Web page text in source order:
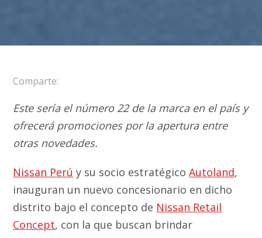
Comparte:
Este sería el número 22 de la marca en el país y
ofrecerá promociones por la apertura entre
otras novedades.
Nissan Perú y su socio estratégicoAutoland,
inauguran un nuevo concesionario en dicho
distrito bajo el concepto de Nissan Retail
Concept, con la que buscan brindar